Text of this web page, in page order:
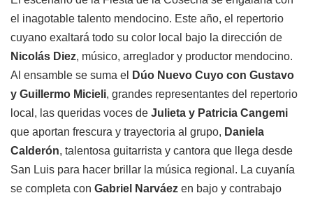
el inagotable talento mendocino. Este año, el repertorio
cuyano exaltará todo su color local bajo la dirección de
Nicolás Diez, músico, arreglador y productor mendocino.
Al ensamble se suma el
Dúo Nuevo Cuyo con Gustavo
y Guillermo Micieli, grandes representantes del repertorio
local, las queridas voces de Julieta y Patricia Cangemi
que aportan frescura y trayectoria al grupo, Daniela
Calderón, talentosa guitarrista y cantora que llega desde
San Luis para hacer brillar la música regional. La cuyanía
se completa con Gabriel Narváez en bajo y contrabajo